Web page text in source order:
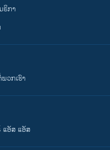
ຣິກາ
ວກເຮົາ
ແອັສ ແອັສ